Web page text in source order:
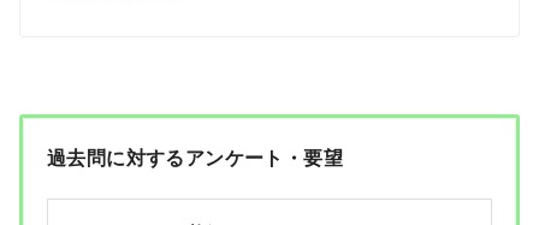
過去問に対するアンケート・要望